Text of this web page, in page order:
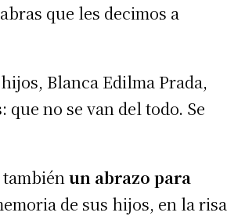
que les decimos a
Blanca Edilma Prada,
no se van del todo. Se
un abrazo para
de sus hijos, en la risa